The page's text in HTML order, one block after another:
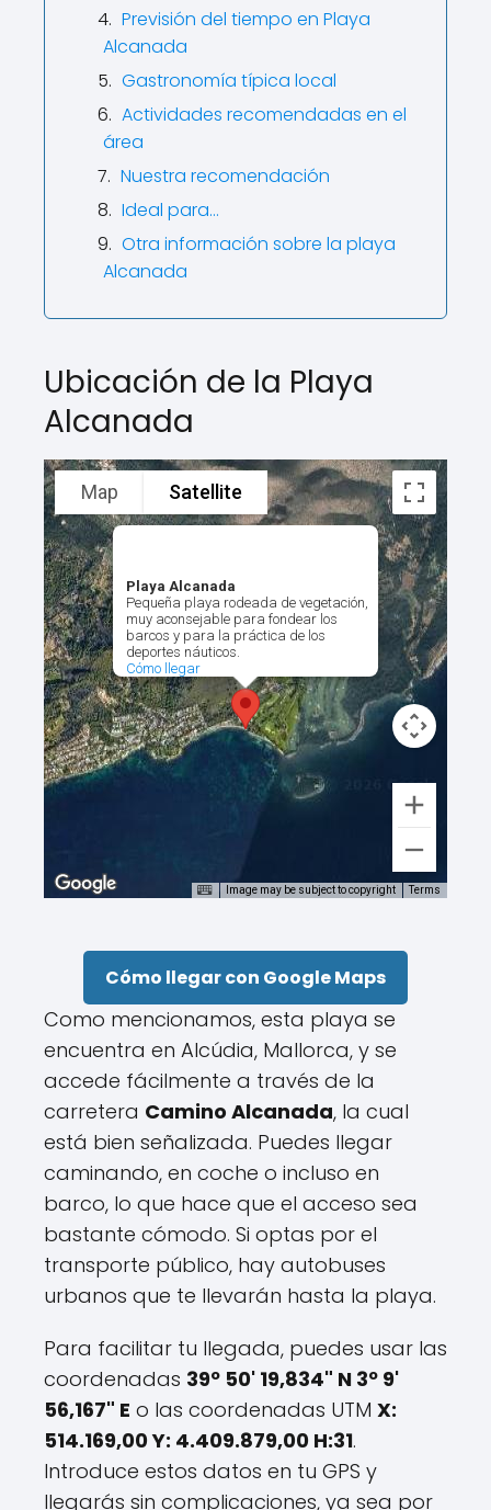
Previsión del tiempo en Playa
Alcanada
Gastronomía típica local
Actividades recomendadas en el
área
Nuestra recomendación
Ideal para…
Otra información sobre la playa
Alcanada
Ubicación de la Playa
Alcanada
Playa Alcanada
Pequeña playa rodeada de vegetación,
muy aconsejable para fondear los
barcos y para la práctica de los
deportes náuticos.
Cómo llegar
Map Satellite
Image may be subject to copyright Terms
Cómo llegar con Google Maps
Como mencionamos, esta playa se
encuentra en Alcúdia, Mallorca, y se
accede fácilmente a través de la
carretera Camino Alcanada, la cual
está bien señalizada. Puedes llegar
caminando, en coche o incluso en
barco, lo que hace que el acceso sea
bastante cómodo. Si optas por el
transporte público, hay autobuses
urbanos que te llevarán hasta la playa.
Para facilitar tu llegada, puedes usar las
coordenadas 39º 50' 19,834" N 3º 9'
56,167" E o las coordenadas UTM X:
514.169,00 Y: 4.409.879,00 H:31.
Introduce estos datos en tu GPS y
llegarás sin complicaciones, ya sea por